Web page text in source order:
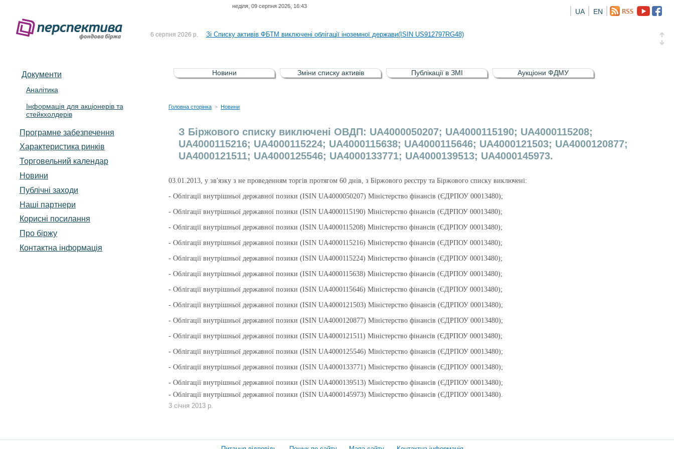
неділя, 09 серпня 2026, 16:43
EN
UA
До Списку активів регульованого фондового ринку (РФР) включена Корпоративна облігація відсоткова електронна іменна (ISIN UA5000016726)
6 серпня 2026 р. Зі Списку активів ФБТМ виключені облігації іноземної держави(ISIN US912797RG48)
5 серпня 2026 р. Зі списку активів РФР виключені Облігація внутрішніх державних позик України (ISIN UA4000232607)
4 серпня 2026 р. До Списку активів регульованого фондового ринку (РФР) включена Корпоративна облігація відсоткова електронна іменна (ISIN UA5000016726)
Документи
Аналітика
Інформація для акціонерів та
стейкхолдерів
Програмне забезпечення
Характеристика pинків
Торговельний календар
Новини
Публічні заходи
Наші партнери
Корисні посилання
Про біржу
Контактна інформація
Новини Зміни списку активів Публікації в ЗМІ Аукціони ФДМУ
Головна сторінка > Новини
З Біржового списку виключені ОВДП: UA4000050207; UA4000115190; UA4000115208;
UA4000115216; UA4000115224; UA4000115638; UA4000115646; UA4000121503; UA4000120877;
UA4000121511; UA4000125546; UA4000133771; UA4000139513; UA4000145973.
03.01.2013, у зв'язку з не проведенням торгів протягом 60 днів, з Біржового реєстру та Біржового списку виключені:
- Облігації внутрішньої державної позики (ISIN UA4000050207) Міністерство фінансів (ЄДРПОУ 00013480);
- Облігації внутрішньої державної позики (ISIN UA4000115190) Міністерство фінансів (ЄДРПОУ 00013480);
- Облігації внутрішньої державної позики (ISIN UA4000115208) Міністерство фінансів (ЄДРПОУ 00013480);
- Облігації внутрішньої державної позики (ISIN UA4000115216) Міністерство фінансів (ЄДРПОУ 00013480);
- Облігації внутрішньої державної позики (ISIN UA4000115224) Міністерство фінансів (ЄДРПОУ 00013480);
- Облігації внутрішньої державної позики (ISIN UA4000115638) Міністерство фінансів (ЄДРПОУ 00013480);
- Облігації внутрішньої державної позики (ISIN UA4000115646) Міністерство фінансів (ЄДРПОУ 00013480);
- Облігації внутрішньої державної позики (ISIN UA4000121503) Міністерство фінансів (ЄДРПОУ 00013480);
- Облігації внутрішньої державної позики (ISIN UA4000120877) Міністерство фінансів (ЄДРПОУ 00013480);
- Облігації внутрішньої державної позики (ISIN UA4000121511) Міністерство фінансів (ЄДРПОУ 00013480);
- Облігації внутрішньої державної позики (ISIN UA4000125546) Міністерство фінансів (ЄДРПОУ 00013480);
- Облігації внутрішньої державної позики (ISIN UA4000133771) Міністерство фінансів (ЄДРПОУ 00013480);
- Облігації внутрішньої державної позики (ISIN UA4000139513) Міністерство фінансів (ЄДРПОУ 00013480);
- Облігації внутрішньої державної позики (ISIN UA4000145973) Міністерство фінансів (ЄДРПОУ 00013480).
3 січня 2013 р.